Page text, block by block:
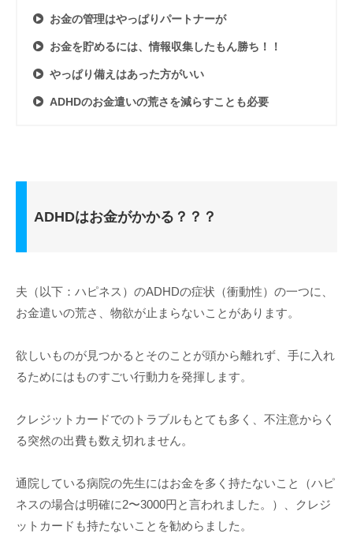
お金の管理はやっぱりパートナーが
お金を貯めるには、情報収集したもん勝ち！！
やっぱり備えはあった方がいい
ADHDのお金遣いの荒さを減らすことも必要
ADHDはお金がかかる？？？
夫（以下：ハピネス）のADHDの症状（衝動性）の一つに、
お金遣いの荒さ、物欲が止まらないことがあります。
欲しいものが見つかるとそのことが頭から離れず、手に入れ
るためにはものすごい行動力を発揮します。
クレジットカードでのトラブルもとても多く、不注意からく
る突然の出費も数え切れません。
通院している病院の先生にはお金を多く持たないこと（ハピ
ネスの場合は明確に2〜3000円と言われました。）、クレジ
ットカードも持たないことを勧めらました。